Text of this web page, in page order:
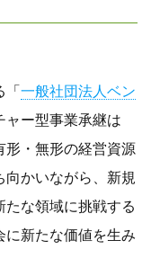
一般社団法人ベン
ャー型事業承継は
形・無形の経営資源
向かいながら、新規
な領域に挑戦する
に新たな価値を生み